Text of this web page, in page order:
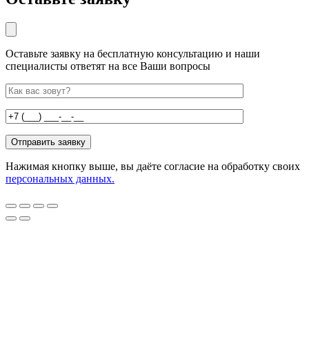
Оставьте заявку на бесплатную консультацию и наши
специалисты ответят на все Ваши вопросы
Нажимая кнопку выше, вы даёте согласие на обработку своих
персональных данных.